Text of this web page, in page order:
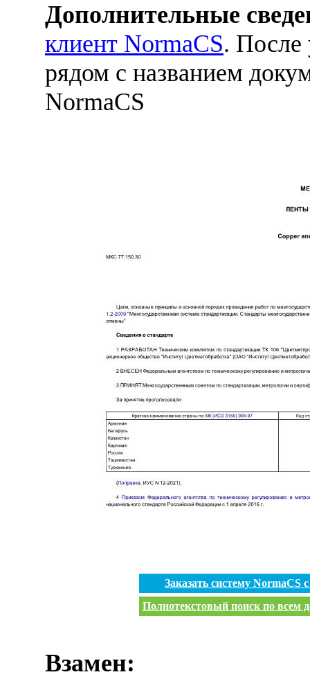
Дополнительные
клиент NormaCS. После
рядом с названием
NormaCS
Заказать систему
Полнотекстовый поиск по всем
Взамен: